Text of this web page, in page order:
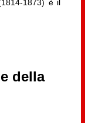
1873) è il
della